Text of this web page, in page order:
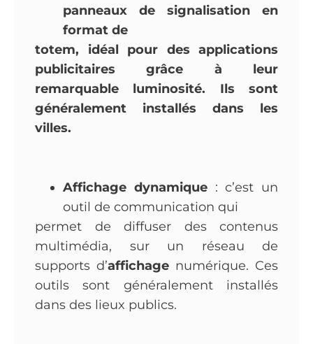
panneaux de signalisation en
format de
totem, idéal pour des applications
publicitaires grâce à leur
remarquable luminosité. Ils sont
généralement installés dans les
villes.
Affichage dynamique : c’est un
outil de communication qui
permet de diffuser des contenus
multimédia, sur un réseau de
supports d’affichage numérique. Ces
outils sont généralement installés
dans des lieux publics.